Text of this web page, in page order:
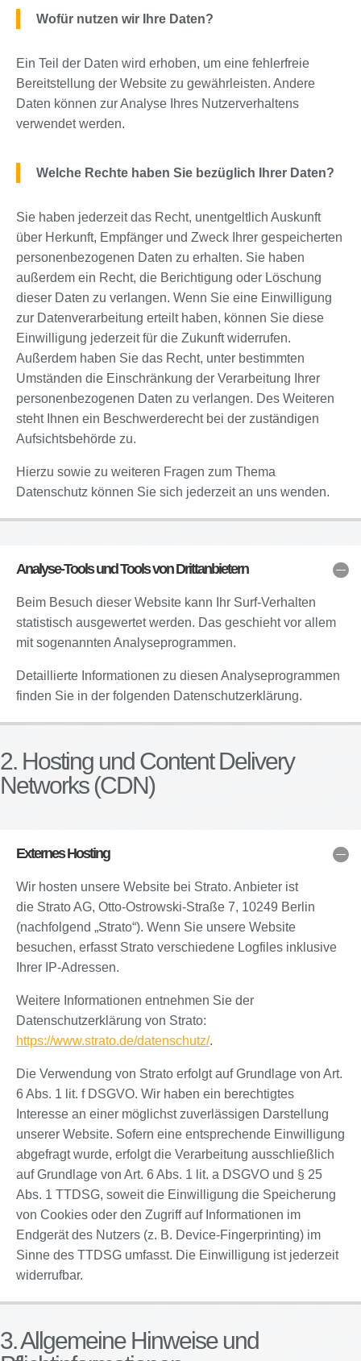
Wofür nutzen wir Ihre Daten?
Ein Teil der Daten wird erhoben, um eine fehlerfreie
Bereitstellung der Website zu gewährleisten. Andere
Daten können zur Analyse Ihres Nutzerverhaltens
verwendet werden.
Welche Rechte haben Sie bezüglich Ihrer Daten?
Sie haben jederzeit das Recht, unentgeltlich Auskunft
über Herkunft, Empfänger und Zweck Ihrer gespeicherten
personenbezogenen Daten zu erhalten. Sie haben
außerdem ein Recht, die Berichtigung oder Löschung
dieser Daten zu verlangen. Wenn Sie eine Einwilligung
zur Datenverarbeitung erteilt haben, können Sie diese
Einwilligung jederzeit für die Zukunft widerrufen.
Außerdem haben Sie das Recht, unter bestimmten
Umständen die Einschränkung der Verarbeitung Ihrer
personenbezogenen Daten zu verlangen. Des Weiteren
steht Ihnen ein Beschwerderecht bei der zuständigen
Aufsichtsbehörde zu.
Hierzu sowie zu weiteren Fragen zum Thema
Datenschutz können Sie sich jederzeit an uns wenden.
Analyse-Tools und Tools von Drittanbietern
Beim Besuch dieser Website kann Ihr Surf-Verhalten
statistisch ausgewertet werden. Das geschieht vor allem
mit sogenannten Analyseprogrammen.
Detaillierte Informationen zu diesen Analyseprogrammen
finden Sie in der folgenden Datenschutzerklärung.
2. Hosting und Content Delivery
Networks (CDN)
Externes Hosting
Wir hosten unsere Website bei Strato. Anbieter ist
die Strato AG, Otto-Ostrowski-Straße 7, 10249 Berlin
(nachfolgend „Strato“). Wenn Sie unsere Website
besuchen, erfasst Strato verschiedene Logfiles inklusive
Ihrer IP-Adressen.
Weitere Informationen entnehmen Sie der
Datenschutzerklärung von Strato:
https://www.strato.de/datenschutz/.
Die Verwendung von Strato erfolgt auf Grundlage von Art.
6 Abs. 1 lit. f DSGVO. Wir haben ein berechtigtes
Interesse an einer möglichst zuverlässigen Darstellung
unserer Website. Sofern eine entsprechende Einwilligung
abgefragt wurde, erfolgt die Verarbeitung ausschließlich
auf Grundlage von Art. 6 Abs. 1 lit. a DSGVO und § 25
Abs. 1 TTDSG, soweit die Einwilligung die Speicherung
von Cookies oder den Zugriff auf Informationen im
Endgerät des Nutzers (z. B. Device-Fingerprinting) im
Sinne des TTDSG umfasst. Die Einwilligung ist jederzeit
widerrufbar.
3. Allgemeine Hinweise und